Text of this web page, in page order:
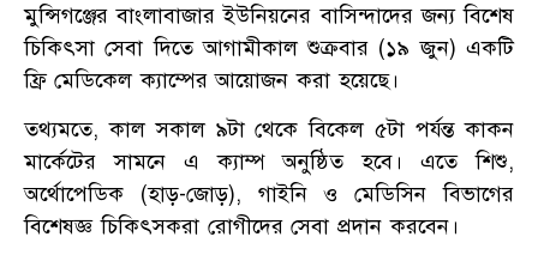
মুন্সিগঞ্জের বাংলাবাজার ইউনিয়নের বাসিন্দাদের জন্য বিশেষ
চিকিৎসা সেবা দিতে আগামীকাল শুক্রবার (১৯ জুন) একটি
ফ্রি মেডিকেল ক্যাম্পের আয়োজন করা হয়েছে।
তথ্যমতে, কাল সকাল ৯টা থেকে বিকেল ৫টা পর্যন্ত কাকন
মার্কেটের সামনে এ ক্যাম্প অনুষ্ঠিত হবে। এতে শিশু,
অর্থোপেডিক (হাড়-জোড়), গাইনি ও মেডিসিন বিভাগের
বিশেষজ্ঞ চিকিৎসকরা রোগীদের সেবা প্রদান করবেন।